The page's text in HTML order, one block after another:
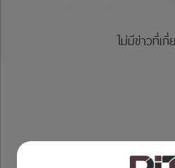
ไม่มีข่าวที่เกี่